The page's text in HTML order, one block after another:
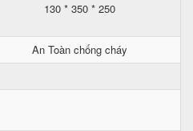
130 * 350 * 250
An Toàn chống cháy